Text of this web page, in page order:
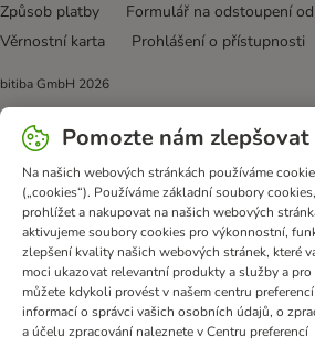
Způsob platby
Formulář na odstoupení
Věrnostní karta
Prohlášení o přístupnosti
bitiba GmbH 2026
Pomozte nám zlepšovat
Na našich webových stránkách používáme
(„cookies“). Používáme základní soubory
prohlížet a nakupovat na našich webových
aktivujeme soubory cookies pro výkonnostní,
zlepšení kvality našich webových stránek, které
moci ukazovat relevantní produkty a služby a
můžete kdykoli provést v našem centru
informací o správci vašich osobních údajů, o
a účelu zpracování naleznete v Centru preferencí